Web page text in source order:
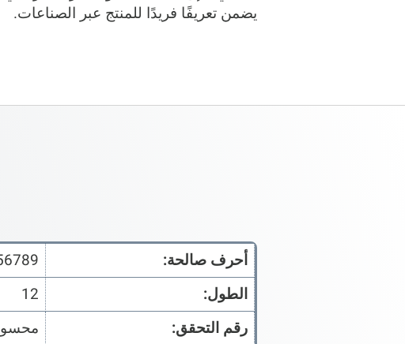
يضمن تعريفًا فريدًا للمنتج عبر الصناعات.
أحرف صالحة:
الطول:
12
رقم التحقق: